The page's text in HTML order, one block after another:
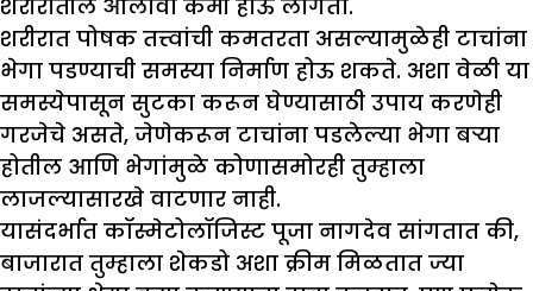
शरीरातील ओलावा कमी होऊ लागतो.
शरीरात पोषक तत्त्वांची कमतरता असल्यामुळेही टाचांना
भेगा पडण्याची समस्या निर्माण होऊ शकते. अशा वेळी या
समस्येपासून सुटका करून घेण्यासाठी उपाय करणेही
गरजेचे असते, जेणेकरून टाचांना पडलेल्या भेगा बऱ्या
होतील आणि भेगांमुळे कोणासमोरही तुम्हाला
लाजल्यासारखे वाटणार नाही.
यासंदर्भात कॉस्मेटोलॉजिस्ट पूजा नागदेव सांगतात की,
बाजारात तुम्हाला शेकडो अशा क्रीम मिळतात ज्या